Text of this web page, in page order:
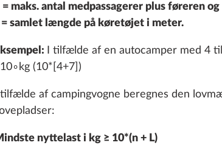
7.231 kr.
= maks. antal medpassagerer plus føreren og
= samlet længde på køretøjet i meter.
I tilfælde af en autocamper med 4
(10*[4+7])
I tilfælde af campingvogne beregnes den
nyttelast i kg ≥ 10*(n + L)